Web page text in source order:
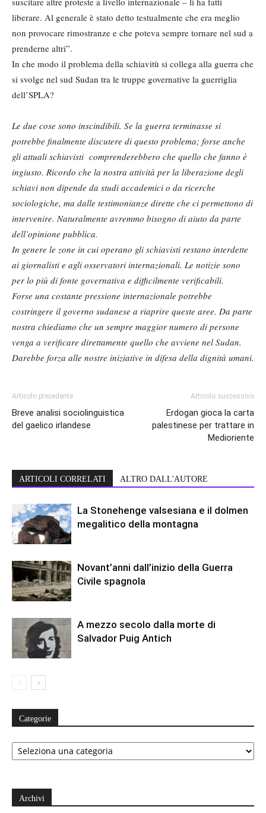
liberare. Al generale è stato detto testualmente che era meglio
non provocare rimostranze e che poteva sempre tornare nel sud a
prenderne altri”.
In che modo il problema della schiavitù si collega alla guerra che
si svolge nel sud Sudan tra le truppe governative la guerriglia
dell’SPLA?
Le due cose sono inscindibili. Se la guerra terminasse si
potrebbe finalmente discutere di questo problema; forse anche
gli attuali schiavisti comprenderebbero che quello che fanno è
ingiusto. Ricordo che la nostra attività per la liberazione degli
schiavi non dipende da studi accademici o da ricerche
sociologiche, ma dalle testimonianze dirette che ci permettono di
intervenire. Naturalmente avremmo bisogno di aiuto da parte
dell’opinione pubblica.
In genere le zone in cui operano gli schiavisti restano interdette
ai giornalisti e agli osservatori internazionali. Le notizie sono
per lo più di fonte governativa e difficilmente verificabili.
Forse una costante pressione internazionale potrebbe
costringere il governo sudanese a riaprire queste aree. Da parte
nostra chiediamo che un sempre maggior numero di persone
venga a verificare direttamente quello che avviene nel Sudan.
Darebbe forza alle nostre iniziative in difesa della dignità umani.
Articolo precedente
Breve analisi sociolinguistica
del gaelico irlandese
Articolo successivo
Erdogan gioca la carta
palestinese per trattare in
Medioriente
ARTICOLI CORRELATI ALTRO DALL'AUTORE
La Stonehenge valsesiana e il dolmen
megalitico della montagna
Novant’anni dall’inizio della Guerra
Civile spagnola
A mezzo secolo dalla morte di
Salvador Puig Antich
Categorie
Categorie
Archivi